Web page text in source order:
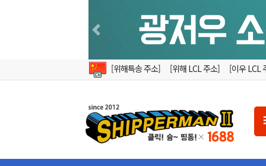
Previous
[위해특송 주소] [위해 LCL 주소] [이우 LCL